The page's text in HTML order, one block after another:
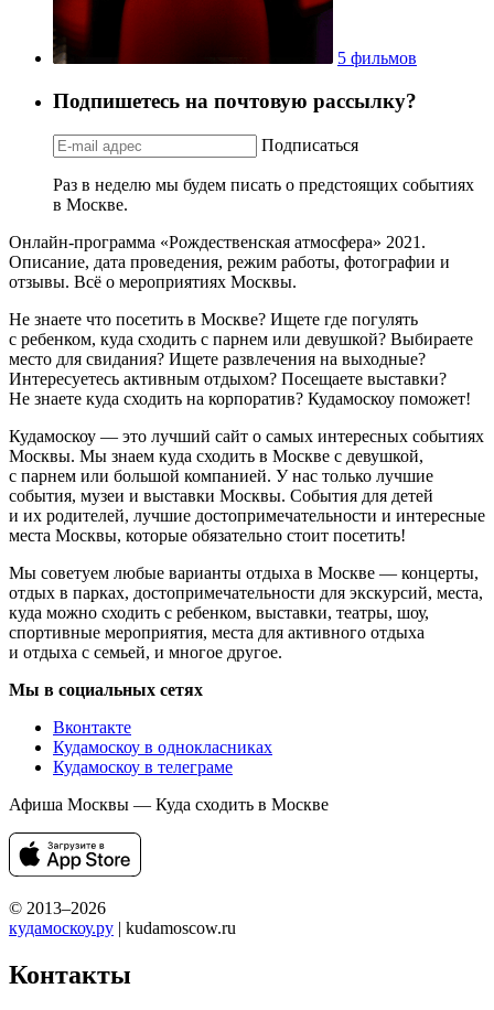
5 фильмов
Подпишетесь на почтовую рассылку?
Подписаться
Раз в неделю мы будем писать о предстоящих событиях
в Москве.
Онлайн-программа «Рождественская атмосфера» 2021.
Описание, дата проведения, режим работы, фотографии и
отзывы. Всё о мероприятиях Москвы.
Не знаете что посетить в Москве? Ищете где погулять
с ребенком, куда сходить с парнем или девушкой? Выбираете
место для свидания? Ищете развлечения на выходные?
Интересуетесь активным отдыхом? Посещаете выставки?
Не знаете куда сходить на корпоратив? Кудамоскоу поможет!
Кудамоскоу — это лучший сайт о самых интересных событиях
Москвы. Мы знаем куда сходить в Москве с девушкой,
с парнем или большой компанией. У нас только лучшие
события, музеи и выставки Москвы. События для детей
и их родителей, лучшие достопримечательности и интересные
места Москвы, которые обязательно стоит посетить!
Мы советуем любые варианты отдыха в Москве — концерты,
отдых в парках, достопримечательности для экскурсий, места,
куда можно сходить с ребенком, выставки, театры, шоу,
спортивные мероприятия, места для активного отдыха
и отдыха с семьей, и многое другое.
Мы в социальных сетях
Вконтакте
Кудамоскоу в однокласниках
Кудамоскоу в телеграме
Афиша Москвы — Куда сходить в Москве
© 2013–2026
кудамоскоу.ру | kudamoscow.ru
Контакты